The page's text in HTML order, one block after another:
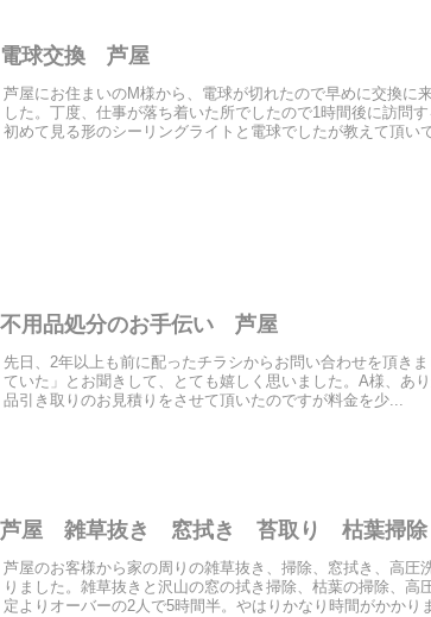
電球交換 芦屋
芦屋にお住まいのM様から、電球が切れたので早めに交換に
した。丁度、仕事が落ち着いた所でしたので1時間後に訪問
初めて見る形のシーリングライトと電球でしたが教えて頂い
不用品処分のお手伝い 芦屋
先日、2年以上も前に配ったチラシからお問い合わせを頂き
ていた」とお聞きして、とても嬉しく思いました。A様、あ
品引き取りのお見積りをさせて頂いたのですが料金を少...
芦屋 雑草抜き 窓拭き 苔取り 枯葉掃
芦屋のお客様から家の周りの雑草抜き、掃除、窓拭き、高圧
りました。雑草抜きと沢山の窓の拭き掃除、枯葉の掃除、高
定よりオーバーの2人で5時間半。やはりかなり時間がかかり